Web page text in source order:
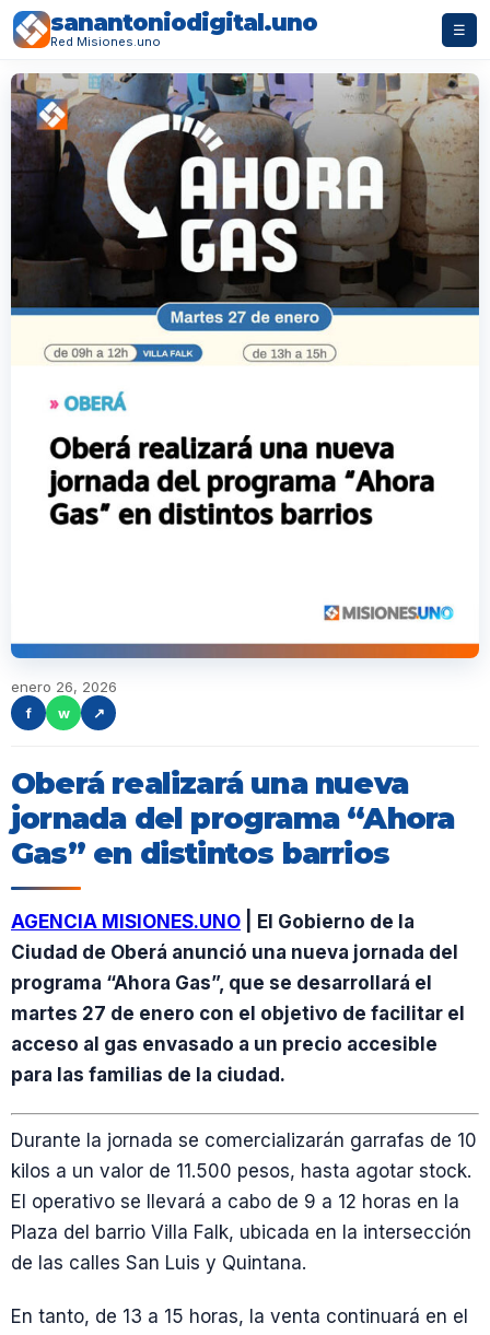
sanantoniodigital.uno
Red Misiones.uno
☰
enero 26, 2026
f
w ↗
Oberá realizará una nueva
jornada del programa “Ahora
Gas” en distintos barrios
AGENCIA MISIONES.UNO | El Gobierno de la
Ciudad de Oberá anunció una nueva jornada del
programa “Ahora Gas”, que se desarrollará el
martes 27 de enero con el objetivo de facilitar el
acceso al gas envasado a un precio accesible
para las familias de la ciudad.
Durante la jornada se comercializarán garrafas de 10
kilos a un valor de 11.500 pesos, hasta agotar stock.
El operativo se llevará a cabo de 9 a 12 horas en la
Plaza del barrio Villa Falk, ubicada en la intersección
de las calles San Luis y Quintana.
En tanto, de 13 a 15 horas, la venta continuará en el